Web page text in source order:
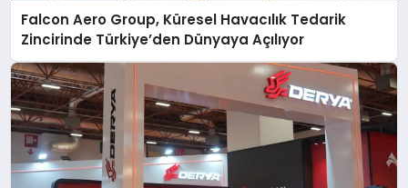
Falcon Aero Group, Küresel Havacılık Tedarik
Zincirinde Türkiye’den Dünyaya Açılıyor